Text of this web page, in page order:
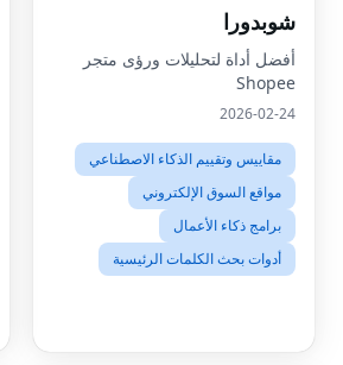
شوبدورا
أفضل أداة لتحليلات ورؤى متجر
Shopee
2026-02-24
مقاييس وتقييم الذكاء الاصطناعي
مواقع السوق الإلكتروني
برامج ذكاء الأعمال
أدوات بحث الكلمات الرئيسية